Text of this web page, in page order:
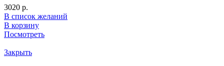
3020 р.
В список желаний
В корзину
Посмотреть
Закрыть